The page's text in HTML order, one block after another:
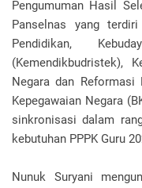
Pengumuman Hasil
Panselnas yang
Pendidikan,
(Kemendikbudristek),
Negara dan Reformasi
Kepegawaian Negara
sinkronisasi dalam
kebutuhan PPPK Guru
Nunuk Suryani